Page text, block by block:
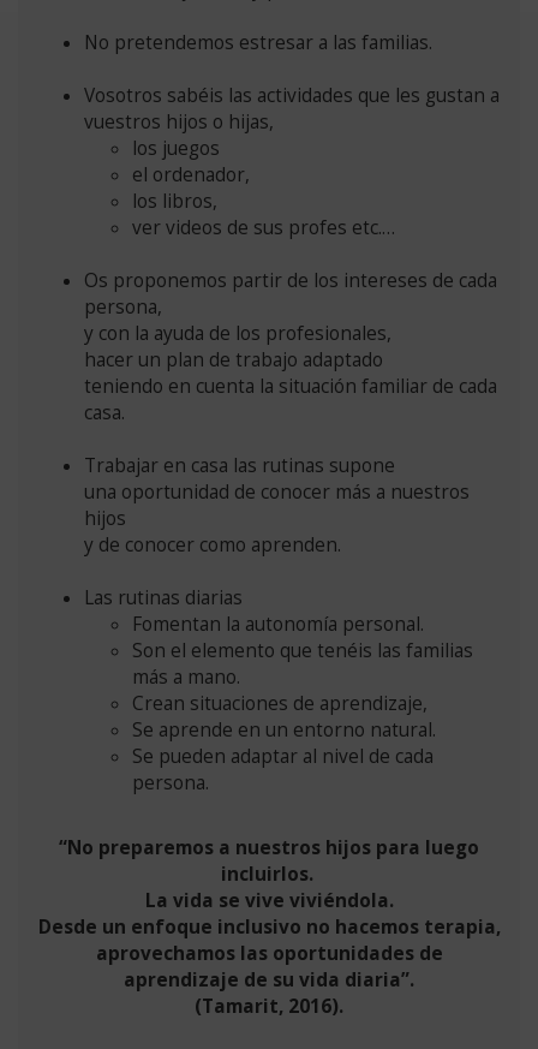
No pretendemos estresar a las familias.
Vosotros sabéis las actividades que les gustan a
vuestros hijos o hijas,
los juegos
el ordenador,
los libros,
ver videos de sus profes etc.…
Os proponemos partir de los intereses de cada
persona,
y con la ayuda de los profesionales,
hacer un plan de trabajo adaptado
teniendo en cuenta la situación familiar de cada
casa.
Trabajar en casa las rutinas supone
una oportunidad de conocer más a nuestros
hijos
y de conocer como aprenden.
Las rutinas diarias
Fomentan la autonomía personal.
Son el elemento que tenéis las familias
más a mano.
Crean situaciones de aprendizaje,
Se aprende en un entorno natural.
Se pueden adaptar al nivel de cada
persona.
“No preparemos a nuestros hijos para luego
incluirlos.
La vida se vive viviéndola.
Desde un enfoque inclusivo no hacemos terapia,
aprovechamos las oportunidades de
aprendizaje de su vida diaria”.
(Tamarit, 2016).